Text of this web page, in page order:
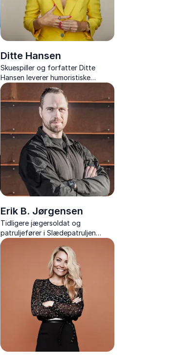
Ditte Hansen
Skuespiller og forfatter Ditte
Hansen leverer humoristiske
foredrag om kvindeliv, selvkritik og
det uperfekte liv med varme og
skarphed.
Erik B. Jørgensen
Tidligere jægersoldat og
patruljefører i Slædepatruljen
Sirius, kendt fra TV 2-
seersuccesen “Korpset” og som
forfatter, der med friluftsliv
inspirerer samarbejde.